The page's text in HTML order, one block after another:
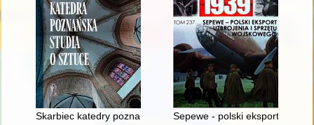
Skarbiec katedry poznańskiej Sepewe - polski eksport